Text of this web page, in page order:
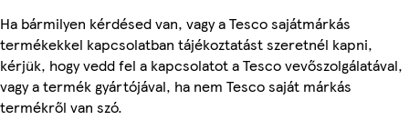
Ha bármilyen kérdésed van, vagy a Tesco sajátmárkás
termékekkel kapcsolatban tájékoztatást szeretnél kapni,
kérjük, hogy vedd fel a kapcsolatot a Tesco vevőszolgálatával,
vagy a termék gyártójával, ha nem Tesco saját márkás
termékről van szó.